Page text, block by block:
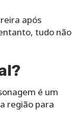
após
tudo não
é um
região para